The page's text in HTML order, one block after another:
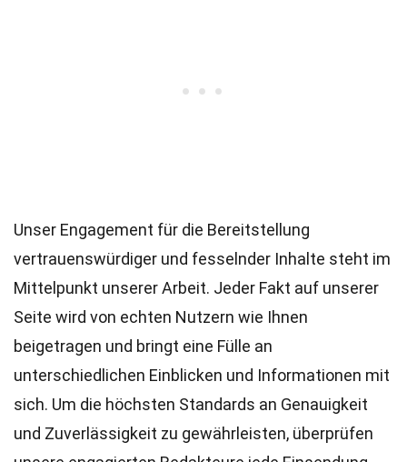
Unser Engagement für die Bereitstellung
vertrauenswürdiger und fesselnder Inhalte steht im
Mittelpunkt unserer Arbeit. Jeder Fakt auf unserer
Seite wird von echten Nutzern wie Ihnen
beigetragen und bringt eine Fülle an
unterschiedlichen Einblicken und Informationen mit
sich. Um die höchsten Standards an Genauigkeit
und Zuverlässigkeit zu gewährleisten, überprüfen